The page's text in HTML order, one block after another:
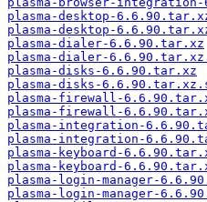
plasma-desktop-
plasma-desktop-
plasma-dialer-6.6.90.tar.xz
plasma-dialer-
plasma-disks-6.6.90.tar.xz
plasma-disks-
plasma-firewall-
plasma-firewall-
plasma-integration-
plasma-integration-
plasma-keyboard-
plasma-keyboard-
plasma-login-manager-
plasma-login-manager-